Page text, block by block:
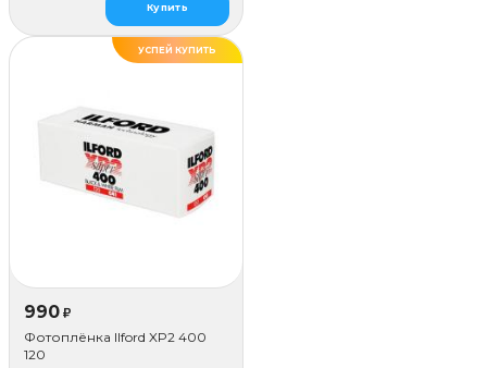
Купить
УСПЕЙ КУПИТЬ
990 ₽
Фотоплёнка Ilford XP2 400
120